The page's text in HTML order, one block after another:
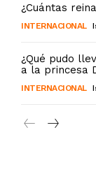
¿Cuántas
INTERNACIONAL
¿Qué pudo
a la princesa
INTERNACIONAL